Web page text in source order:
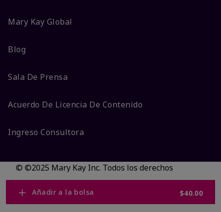
Añadir a la bolsa $40.00
Mary Kay Global
Blog
Sala De Prensa
Acuerdo De Licencia De Contenido
Ingreso Consultora
© ©2025 Mary Kay Inc. Todos los derechos
reservados.
No vender/Preferencias de cookies